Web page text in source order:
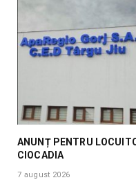
ANUNȚ PENTRU
CIOCADIA
7 august 2026